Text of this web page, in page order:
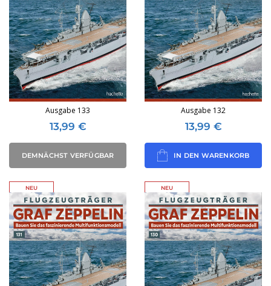
Ausgabe 133
13,99 €
DEMNÄCHST VERFÜGBAR
Ausgabe 132
13,99 €
IN DEN WARENKORB
NEU NEU